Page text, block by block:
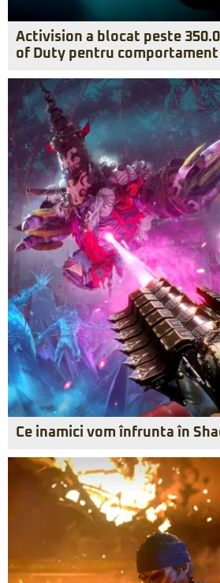
Activision a blocat peste
of Duty pentru
Ce inamici vom înfrunta în